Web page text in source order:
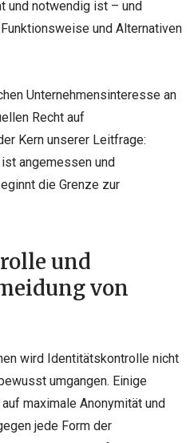
und notwendig ist – und
und Alternativen
Unternehmensinteresse an
Recht auf
Kern unserer Leitfrage:
angemessen und
die Grenze zur
und
von
wird Identitätskontrolle nicht
umgangen. Einige
maximale Anonymität und
jede Form der